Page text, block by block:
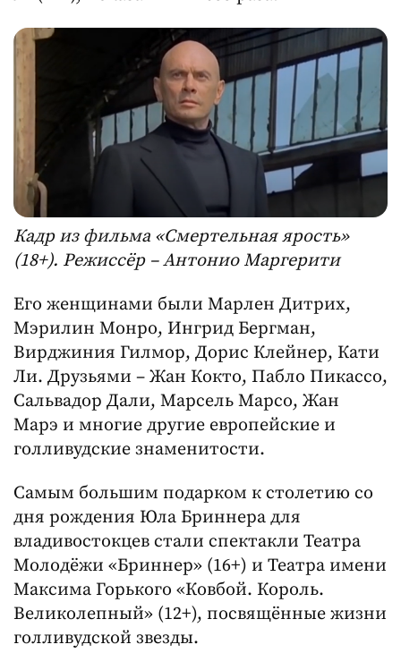
Кадр из фильма «Смертельная ярость»
(18+). Режиссёр – Антонио Маргерити
Его женщинами были Марлен Дитрих,
Мэрилин Монро, Ингрид Бергман,
Вирджиния Гилмор, Дорис Клейнер, Кати
Ли. Друзьями – Жан Кокто, Пабло Пикассо,
Сальвадор Дали, Марсель Марсо, Жан
Марэ и многие другие европейские и
голливудские знаменитости.
Самым большим подарком к столетию со
дня рождения Юла Бриннера для
владивостокцев стали спектакли Театра
Молодёжи «Бриннер» (16+) и Театра имени
Максима Горького «Ковбой. Король.
Великолепный» (12+), посвящённые жизни
голливудской звезды.